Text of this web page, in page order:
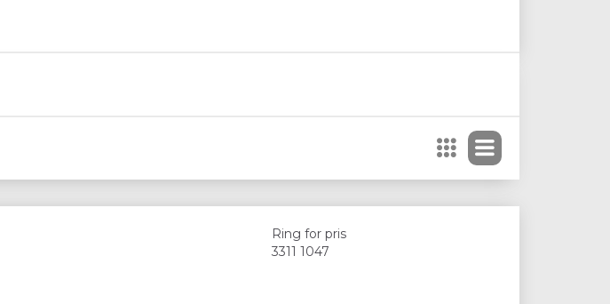
Ring for pris
3311 1047